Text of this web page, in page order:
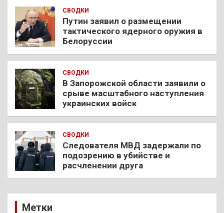
СВОДКИ
Путин заявил о размещении
тактического ядерного оружия в
Белоруссии
СВОДКИ
В Запорожской области заявили о
срыве масштабного наступления
украинских войск
СВОДКИ
Следователя МВД задержали по
подозрению в убийстве и
расчленении друга
Метки